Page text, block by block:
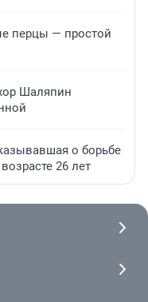
перцы — простой
Шаляпин
о борьбе
26 лет